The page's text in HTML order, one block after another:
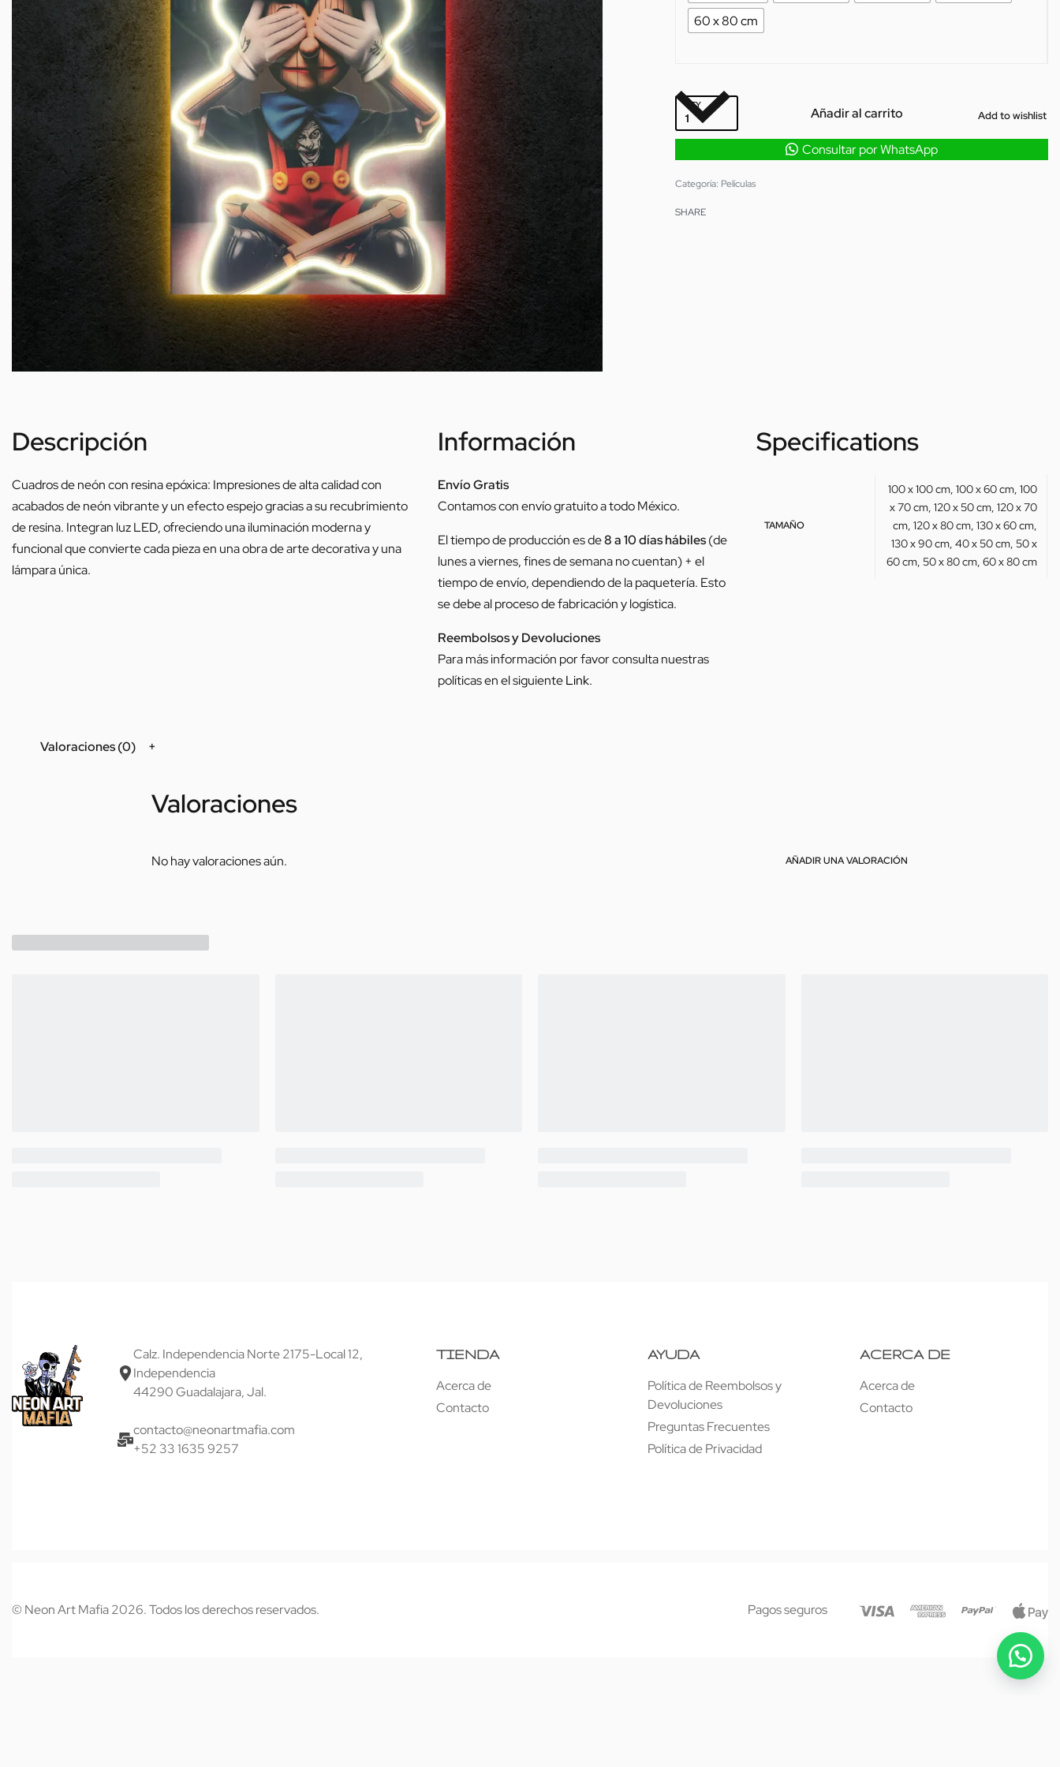
60 x 80 cm
QTY Añadir al carrito Add to wishlist
Consultar por WhatsApp
Categoría: Películas
SHARE
Descripción
Cuadros de neón con resina epóxica: Impresiones de alta calidad con
acabados de neón vibrante y un efecto espejo gracias a su recubrimiento
de resina. Integran luz LED, ofreciendo una iluminación moderna y
funcional que convierte cada pieza en una obra de arte decorativa y una
lámpara única.
Información
Envío Gratis
Contamos con envío gratuito a todo México.
El tiempo de producción es de8 a 10 días hábiles(de
lunes a viernes, fines de semana no cuentan) + el
tiempo de envío, dependiendo de la paquetería. Esto
se debe al proceso de fabricación y logística.
Reembolsos y Devoluciones
Para más información por favor consulta nuestras
políticas en el siguienteLink.
Specifications
TAMAÑO
100 x 100 cm, 100 x 60 cm, 100
x 70 cm, 120 x 50 cm, 120 x 70
cm, 120 x 80 cm, 130 x 60 cm,
130 x 90 cm, 40 x 50 cm, 50 x
60 cm, 50 x 80 cm, 60 x 80 cm
Valoraciones (0)
Valoraciones
No hay valoraciones aún. AÑADIR UNA VALORACIÓN
Calz. Independencia Norte 2175-Local 12,
Independencia
44290 Guadalajara, Jal.
contacto@neonartmafia.com
+52 33 1635 9257
TIENDA
Acerca de
Contacto
AYUDA
Política de Reembolsos y
Devoluciones
Preguntas Frecuentes
Política de Privacidad
ACERCA DE
Acerca de
Contacto
© Neon Art Mafia 2026. Todos los derechos reservados. Pagos seguros